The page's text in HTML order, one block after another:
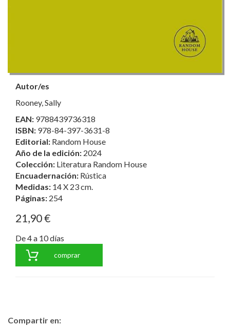
Autor/es
Rooney, Sally
EAN: 9788439736318
ISBN: 978-84-397-3631-8
Editorial: Random House
Año de la edición: 2024
Colección: Literatura Random House
Encuadernación: Rústica
Medidas: 14 X 23 cm.
Páginas: 254
21,90 €
De 4 a 10 días
comprar
Compartir en: